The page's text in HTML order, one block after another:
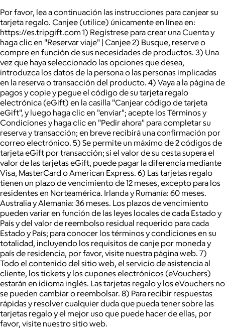
Por favor, lea a continuación las instrucciones para canjear su
tarjeta regalo. Canjee (utilice) únicamente en línea en:
https://es.tripgift.com 1) Regístrese para crear una Cuenta y
haga clic en "Reservar viaje" | Canjee 2) Busque, reserve o
compre en función de sus necesidades de productos. 3) Una
vez que haya seleccionado las opciones que desea,
introduzca los datos de la persona o las personas implicadas
en la reserva o transacción del producto. 4) Vaya a la página de
pagos y copie y pegue el código de su tarjeta regalo
electrónica (eGift) en la casilla "Canjear código de tarjeta
eGift", y luego haga clic en "enviar"; acepte los Términos y
Condiciones y haga clic en "Pedir ahora" para completar su
reserva y transacción; en breve recibirá una confirmación por
correo electrónico. 5) Se permite un máximo de 2 códigos de
tarjeta eGift por transacción; si el valor de su cesta supera el
valor de las tarjetas eGift, puede pagar la diferencia mediante
Visa, MasterCard o American Express. 6) Las tarjetas regalo
tienen un plazo de vencimiento de 12 meses, excepto para los
residentes en Norteamérica. Irlanda y Rumanía: 60 meses.
Australia y Alemania: 36 meses. Los plazos de vencimiento
pueden variar en función de las leyes locales de cada Estado y
País y del valor de reembolso residual requerido para cada
Estado y País; para conocer los términos y condiciones en su
totalidad, incluyendo los requisitos de canje por moneda y
país de residencia, por favor, visite nuestra página web. 7)
Todo el contenido del sitio web, el servicio de asistencia al
cliente, los tickets y los cupones electrónicos (eVouchers)
estarán en idioma inglés. Las tarjetas regalo y los eVouchers no
se pueden cambiar o reembolsar. 8) Para recibir respuestas
rápidas y resolver cualquier duda que pueda tener sobre las
tarjetas regalo y el mejor uso que puede hacer de ellas, por
favor, visite nuestro sitio web.